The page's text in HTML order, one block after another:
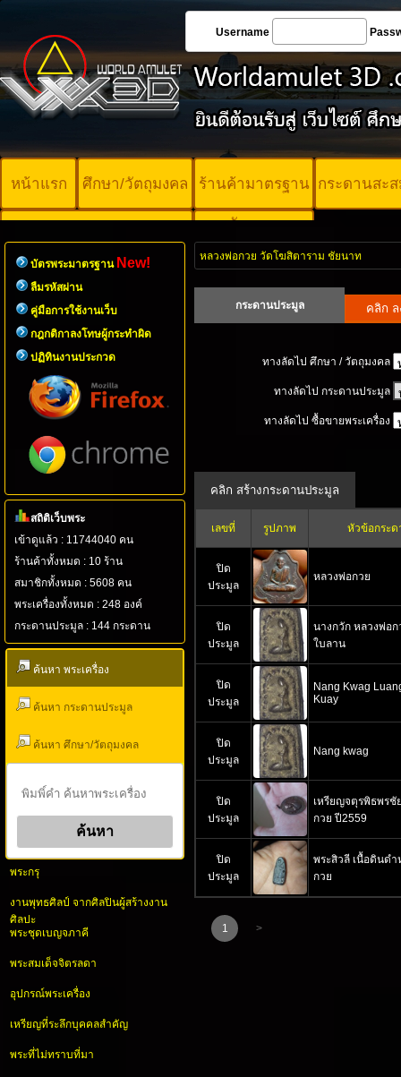
Username
หน้าแรก ศึกษา/วัตถุมงคล ร้านค้ามาตรฐาน กระดานสะ
บัตรพระ
มาตรฐาน
บัตรพระมาตรฐาน New!
ลืมรหัสผ่าน
คู่มือการใช้งานเว็บ
กฎกติกาลงโทษผู้กระทำผิด
ปฏิทินงานประกวด
สถิติเว็บพระ
เข้าดูแล้ว : 11744040 คน
ร้านค้าทั้งหมด : 10 ร้าน
สมาชิกทั้งหมด : 5608 คน
พระเครื่องทั้งหมด : 248 องค์
กระดานประมูล : 144 กระดาน
ค้นหา พระเครื่อง
ค้นหา กระดานประมูล
ค้นหา ศึกษา/วัตถุมงคล
พระกรุ
งานพุทธศิลป์ จากศิลปินผู้สร้างงาน
ศิลปะ
พระชุดเบญจภาคี
พระสมเด็จจิตรลดา
อุปกรณ์พระเครื่อง
เหรียญที่ระลึกบุคคลสำคัญ
พระที่ไม่ทราบที่มา
หลวงพ่อกวย วัดโฆสิตาราม ชัยนาท
กระดานประมูล
ทางลัดไป ศึกษา / วัตถุมงคล
ทางลัดไป กระดานประมูล
ทางลัดไป ซื้อขายพระเครื่อง
เลขที่ รูปภาพ หัวข้อกระด
ปิด
ประมูล
หลวงพ่อกวย
ปิด
ประมูล
นางกวัก หลวงพ่อก
ใบลาน
ปิด
ประมูล
Nang Kwag
Kuay
ปิด
ประมูล
Nang kwag
ปิด
ประมูล
เหรียญจตุรพิธพรชั
กวย ปี2559
ปิด
ประมูล
พระสิวลี เนื้อดินดำ
กวย
1 >